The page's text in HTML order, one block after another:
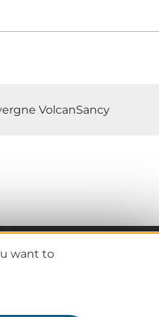
want to
VolcanSancy